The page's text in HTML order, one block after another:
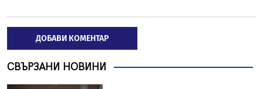
ДОБАВИ КОМЕНТАР
СВЪРЗАНИ НОВИНИ